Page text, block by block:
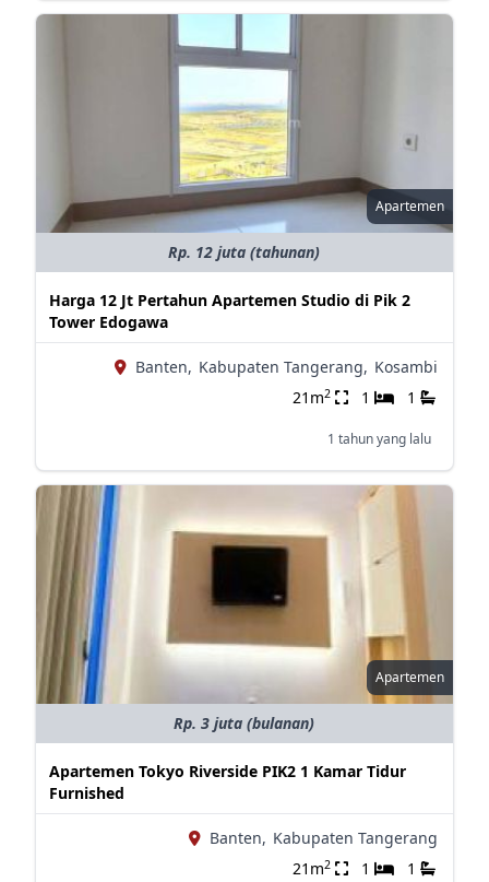
Apartemen
Rp. 12 juta (tahunan)
Harga 12 Jt Pertahun Apartemen Studio di Pik 2
Tower Edogawa
Banten, Kabupaten Tangerang, Kosambi
21m2 1 1
1 tahun yang lalu
Apartemen
Rp. 3 juta (bulanan)
Apartemen Tokyo Riverside PIK2 1 Kamar Tidur
Furnished
Banten, Kabupaten Tangerang
21m2 1 1